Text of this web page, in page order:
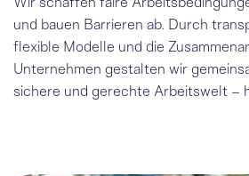
und bauen Barrieren ab. Durch
flexible Modelle und die
Unternehmen gestalten wir
sichere und gerechte Arbeitswelt –